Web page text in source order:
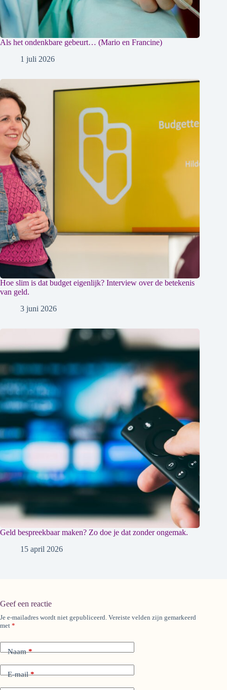
Als het ondenkbare gebeurt… (Mario en Francine)
1 juli 2026
Hoe slim is dat budget eigenlijk? Interview over de betekenis
van geld.
3 juni 2026
Geld bespreekbaar maken? Zo doe je dat zonder ongemak.
15 april 2026
Geef een reactie
Je e-mailadres wordt niet gepubliceerd. Vereiste velden zijn gemarkeerd
met *
Naam*
E-mail*
A
l
r
n